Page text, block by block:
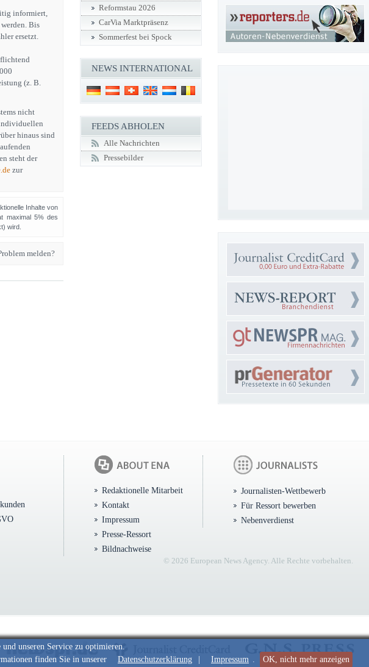
unseren Service zu optimieren.
finden Sie in unserer Datenschutzerklärung Impressum . OK, nicht mehr anzeigen
informiert,
Bis
ersetzt.
(z. B.
nicht
hinaus sind
steht der
zur
Inhalte von
maximal 5% des
wird.
melden?
Reformstau 2026
CarVia Marktpräsenz
Sommerfest bei Spock
NEWS INTERNATIONAL
FEEDS ABHOLEN
Alle Nachrichten
Pressebilder
Redaktionelle Mitarbeit
Kontakt
Impressum
Presse-Ressort
Bildnachweise
Journalisten-Wettbewerb
Für Ressort bewerben
Nebenverdienst
© 2026 European News Agency. Alle Rechte vorbehalten.